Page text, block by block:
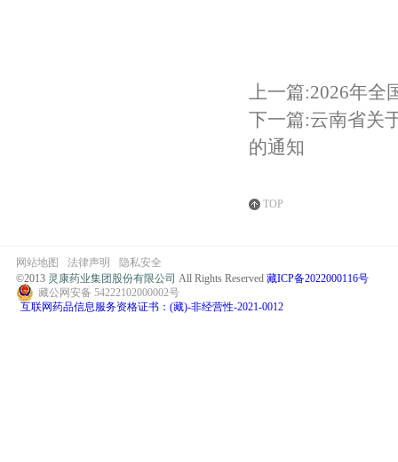
上一篇:2026年全
下一篇:云南省关
的通知
TOP
网站地图 法律声明
隐私安全
©2013 灵康药业集团股份有限公司 All Rights Reserved 藏ICP备2022000116号
藏公网安备 54222102000002号
互联网药品信息服务资格证书：(藏)-非经营性-2021-0012